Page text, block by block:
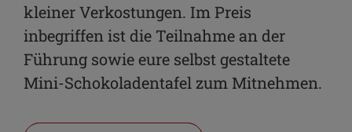
kleiner Verkostungen. Im Preis
inbegriffen ist die Teilnahme an der
Führung sowie eure selbst gestaltete
Mini-Schokoladentafel zum Mitnehmen.